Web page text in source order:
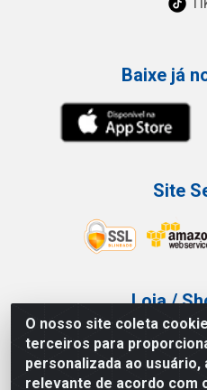
O nosso site coleta
terceiros para
personalizada ao
relevante de acordo com
Baixe já
Site
Loja /
Tel.: (11)
Av Vautier, 587/597